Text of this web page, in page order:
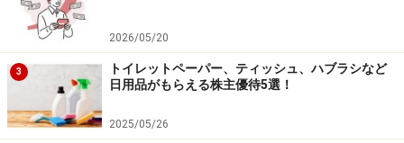
ます。
株の買い方その3
株の買い時を判断するために役立つ指標を
チェックしておく
2026/05/20
3
トイレットペーパー、ティッシュ、ハブラシなど
日用品がもらえる株主優待5選！
2025/05/26